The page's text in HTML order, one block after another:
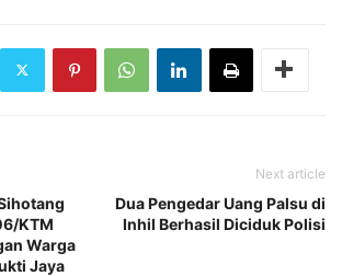
KTM
Warga
Jaya
Next article
Dua Pengedar Uang Palsu di
Inhil Berhasil Diciduk Polisi